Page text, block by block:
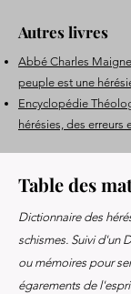
Autres livres
Abbé Charles
peuple est une
Encyclopédie
hérésies, des erreurs
Table des
Dictionnaire des
schismes. Suivi d'un
ou mémoires pour
égarements de